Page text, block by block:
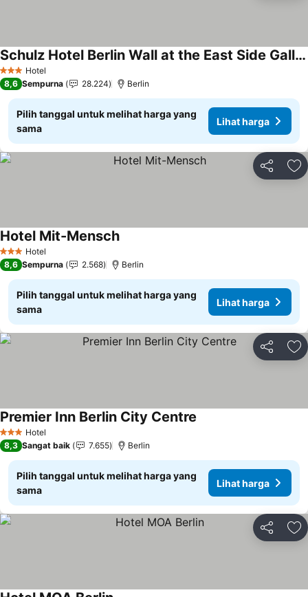
3 BintangHotel
Schulz Hotel Berlin Wall at the East Side Gallery
Lihat harga
8,6 Sempurna 28.224 Berlin
Pilih tanggal untuk melihat harga yang
sama
Lihat harga
Bagikan
3 BintangHotel
Hotel Mit-MenschLihat harga
8,6 Sempurna 2.568 Berlin
Pilih tanggal untuk melihat harga yang
sama
Lihat harga
Bagikan
3 BintangHotel
Premier Inn Berlin City Centre
8,3 Sangat baik 7.655 Berlin
Pilih tanggal untuk melihat harga yang
sama
Lihat harga
Bagikan